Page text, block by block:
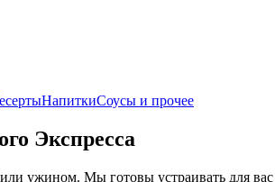
НапиткиСоусы и прочее
Экспресса
ужином. Мы готовы устраивать для